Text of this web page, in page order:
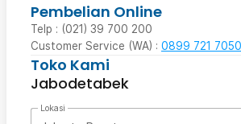
Pembelian Online
Telp : (021) 39 700 200
Customer Service (WA) : 0899 721 7050
Toko Kami
Jabodetabek
Lokasi